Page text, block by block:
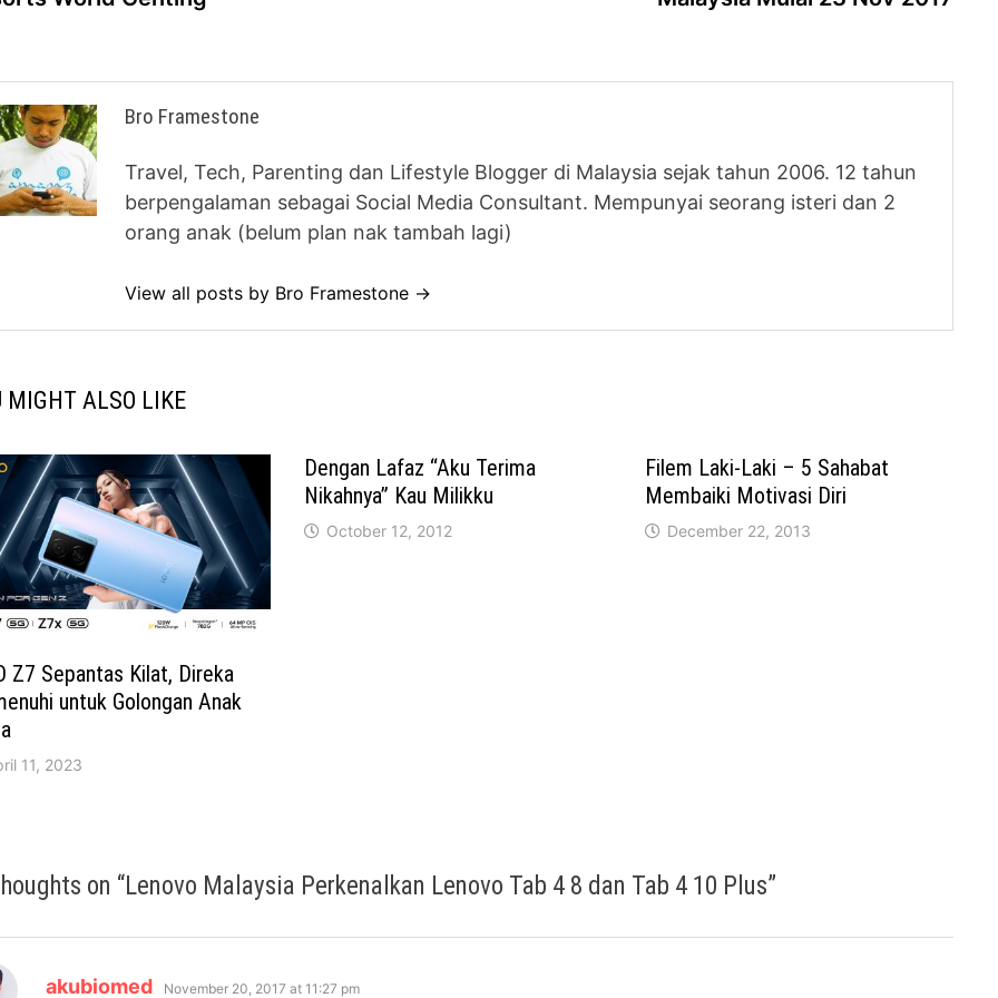
Bro Framestone
Travel, Tech, Parenting dan Lifestyle Blogger di Malaysia sejak tahun 2006. 12 tahun
berpengalaman sebagai Social Media Consultant. Mempunyai seorang isteri dan 2
orang anak (belum plan nak tambah lagi)
View all posts by Bro Framestone →
MIGHT ALSO LIKE
Z7 Sepantas Kilat, Direka
untuk Golongan Anak
11, 2023
Dengan Lafaz “Aku Terima
Nikahnya” Kau Milikku
October 12, 2012
Filem Laki-Laki – 5 Sahabat
Membaiki Motivasi Diri
December 22, 2013
on “Lenovo Malaysia Perkenalkan Lenovo Tab 4 8 dan Tab 4 10 Plus”
akubiomed says:
November 20, 2017 at 11:27 pm